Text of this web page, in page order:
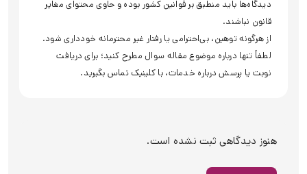
دیدگاه‌ها باید منطبق بر قوانین کشور بوده و حاوی محتوای مغایر
قانون نباشند.
از هرگونه توهین، بی‌احترامی یا رفتار غیر محترمانه خودداری شود.
لطفاً تنها درباره موضوع مقاله سوال مطرح کنید؛ برای دریافت
نوبت یا پرسش درباره خدمات، با کلینیک تماس بگیرید.
هنوز دیدگاهی ثبت نشده است.